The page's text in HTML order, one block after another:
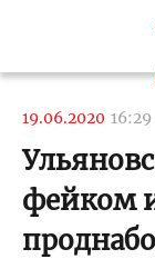
19.06.2020 16:29
фейком